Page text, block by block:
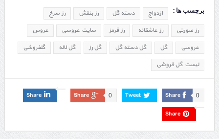
برچسب ها : ازدواج دسته گل رز بنفش
رز سرخ
رز صورتی
رز عاشقانه رز قرمز سایت عروسی
عروس
عروسی
گل گل دسته گل گل رز گل لاله
گلفروشی
لیست گل فروشی
Share 0
Tweet
Share 0
Share
Share